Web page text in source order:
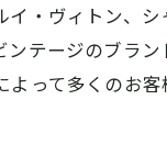
・ヴィトン、
テージのブラ
って多くのお